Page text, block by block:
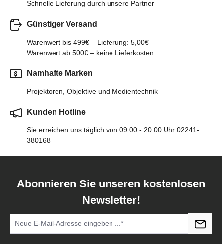
Schnelle Lieferung durch unsere Partner
Günstiger Versand
Warenwert bis 499€ – Lieferung: 5,00€
Warenwert ab 500€ – keine Lieferkosten
Namhafte Marken
Projektoren, Objektive und Medientechnik
Kunden Hotline
Sie erreichen uns täglich von 09:00 - 20:00 Uhr 02241-
380168
Abonnieren Sie unseren kostenlosen
Newsletter!